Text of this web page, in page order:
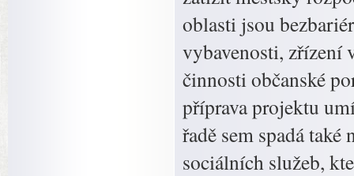
oblasti jsou
vybavenosti, zřízení
činnosti občanské
příprava projektu
řadě sem spadá
sociálních služeb,